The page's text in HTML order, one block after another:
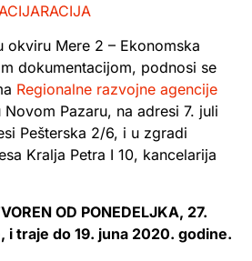
RACIJA
okviru Mere 2 – Ekonomska
dokumentacijom, podnosi se
Regionalne razvojne agencije
Novom Pazaru, na adresi 7. juli
Pešterska 2/6, i u zgradi
Kralja Petra I 10, kancelarija
OD PONEDELJKA, 27.
i traje do 19. juna 2020. godine.